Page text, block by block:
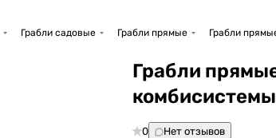
Грабли садовые Грабли прямые Грабли
Грабли
0 Нет отзывов